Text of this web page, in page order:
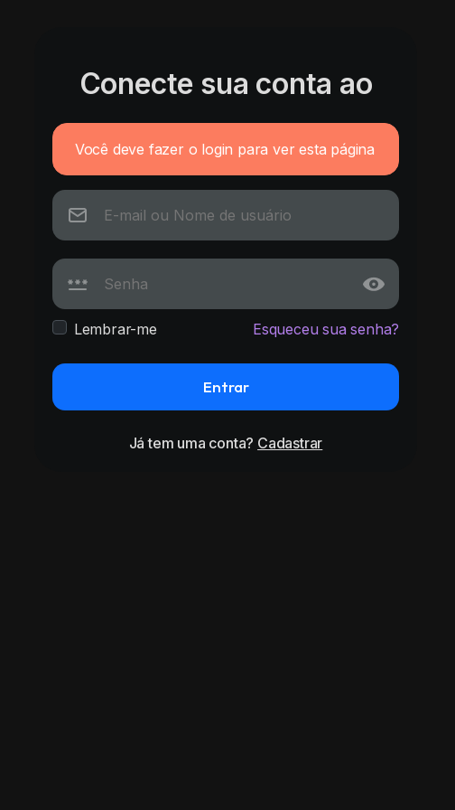
Conecte sua conta ao
Você deve fazer o login para ver esta página
Lembrar-me Esqueceu sua senha?
Entrar
Já tem uma conta? Cadastrar